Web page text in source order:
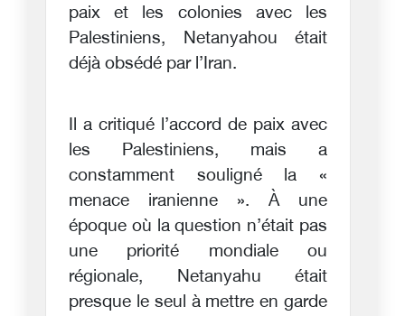
paix et les colonies avec les
Palestiniens, Netanyahou était
déjà obsédé par l’Iran.
Il a critiqué l’accord de paix avec
les Palestiniens, mais a
constamment souligné la «
menace iranienne ». À une
époque où la question n’était pas
une priorité mondiale ou
régionale, Netanyahu était
presque le seul à mettre en garde